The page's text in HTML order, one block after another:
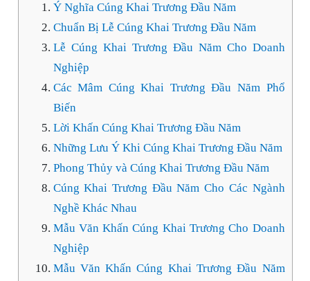
Ý Nghĩa Cúng Khai Trương Đầu Năm
Chuẩn Bị Lễ Cúng Khai Trương Đầu Năm
Lễ Cúng Khai Trương Đầu Năm Cho Doanh
Nghiệp
Các Mâm Cúng Khai Trương Đầu Năm Phổ
Biến
Lời Khấn Cúng Khai Trương Đầu Năm
Những Lưu Ý Khi Cúng Khai Trương Đầu Năm
Phong Thủy và Cúng Khai Trương Đầu Năm
Cúng Khai Trương Đầu Năm Cho Các Ngành
Nghề Khác Nhau
Mẫu Văn Khấn Cúng Khai Trương Cho Doanh
Nghiệp
Mẫu Văn Khấn Cúng Khai Trương Đầu Năm